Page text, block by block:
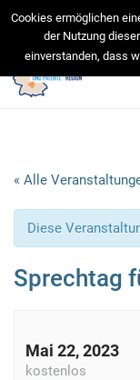
« Alle
Diese
Sprechtag
Mai 22, 2023
kostenlos
Cookies ermöglichen
der Nutzung
einverstanden, dass